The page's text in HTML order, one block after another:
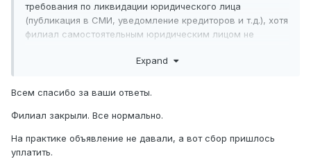
требования по ликвидации юридического лица
(публикация в СМИ, уведомление кредиторов и т.д.), хотя
филиал самостоятельным юридическим лицом не
предусмотрена для процедуры ликвидации
юридического лица, а не для снятия с учетной
не должно быть основанием для отказа.
Expand
Всем спасибо за ваши ответы.
Филиал закрыли. Все нормально.
На практике объявление не давали, а вот сбор пришлось
уплатить.